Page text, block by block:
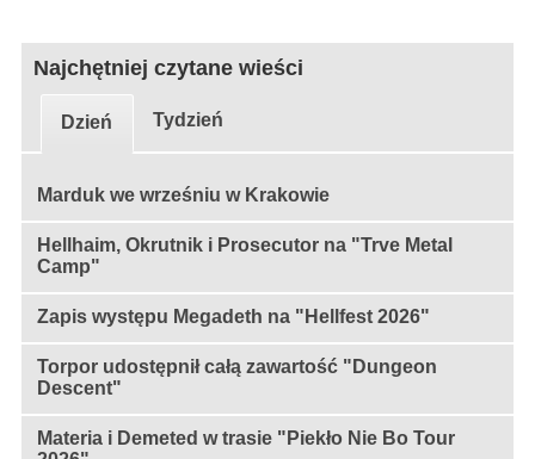
Najchętniej czytane wieści
Dzień Tydzień
Marduk we wrześniu w Krakowie
Hellhaim, Okrutnik i Prosecutor na "Trve Metal
Camp"
Zapis występu Megadeth na "Hellfest 2026"
Torpor udostępnił całą zawartość "Dungeon
Descent"
Materia i Demeted w trasie "Piekło Nie Bo Tour